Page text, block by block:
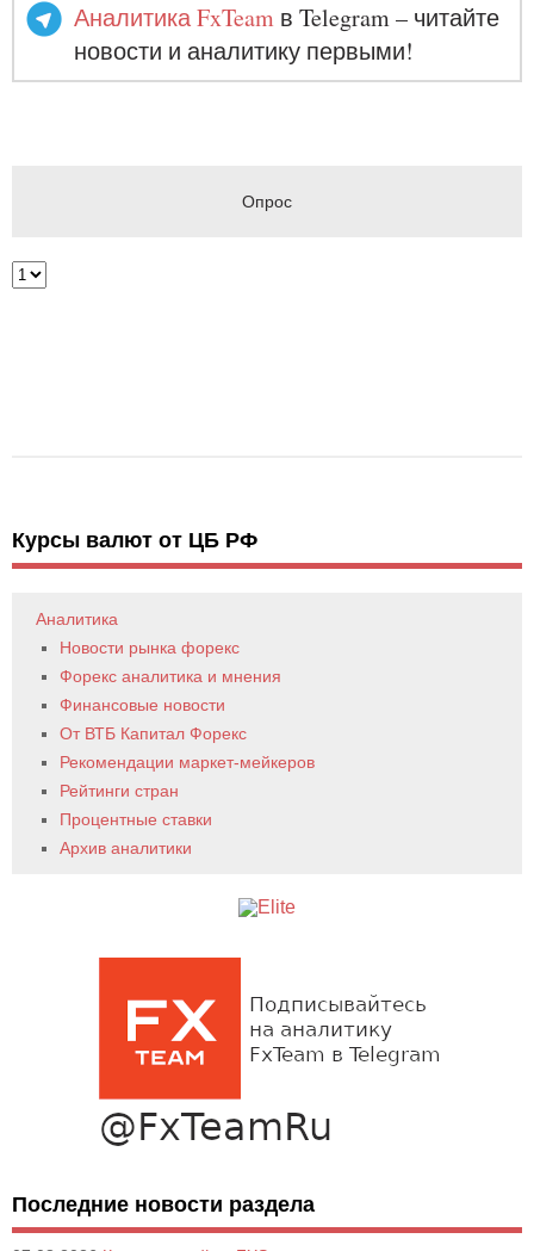
Аналитика FxTeam в Telegram – читайте
новости и аналитику первыми!
Опрос
Курсы валют от ЦБ РФ
Аналитика
Новости рынка форекс
Форекс аналитика и мнения
Финансовые новости
От ВТБ Капитал Форекс
Рекомендации маркет-мейкеров
Рейтинги стран
Процентные ставки
Архив аналитики
Последние новости раздела